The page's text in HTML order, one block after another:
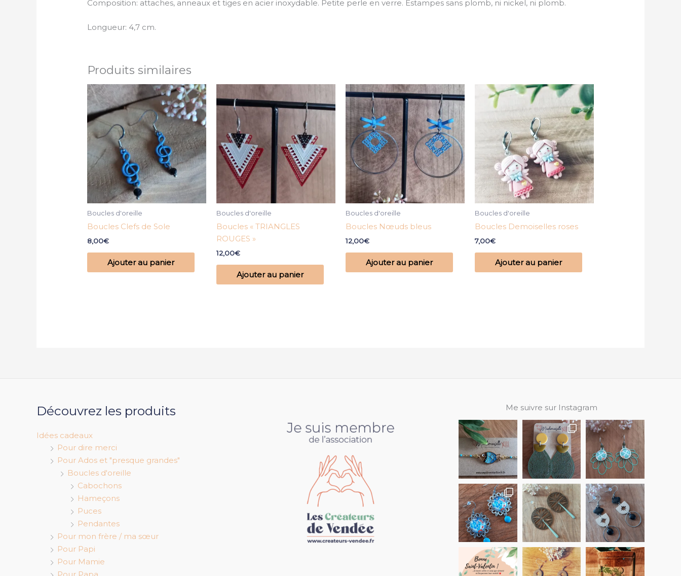
Composition: attaches, anneaux et tiges en acier inoxydable. Petite perle en verre. Estampes sans plomb, ni nickel, ni plomb.
Longueur: 4,7 cm.
Produits similaires
Boucles d'oreille
Boucles Clefs de Sole
8,00€
Ajouter au panier
Boucles d'oreille
Boucles « TRIANGLES
ROUGES »
12,00€
Ajouter au panier
Boucles d'oreille
Boucles Nœuds bleus
12,00€
Ajouter au panier
Boucles d'oreille
Boucles Demoiselles roses
7,00€
Ajouter au panier
Découvrez les produits
Idées cadeaux
Pour dire merci
Pour Ados et "presque grandes"
Boucles d'oreille
Cabochons
Hameçons
Puces
Pendantes
Pour mon frère / ma sœur
Pour Papi
Pour Mamie
Me suivre sur Instagram